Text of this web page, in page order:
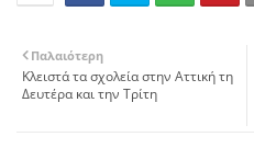
Παλαιότερη
Κλειστά τα σχολεία στην Αττική τη
Δευτέρα και την Τρίτη